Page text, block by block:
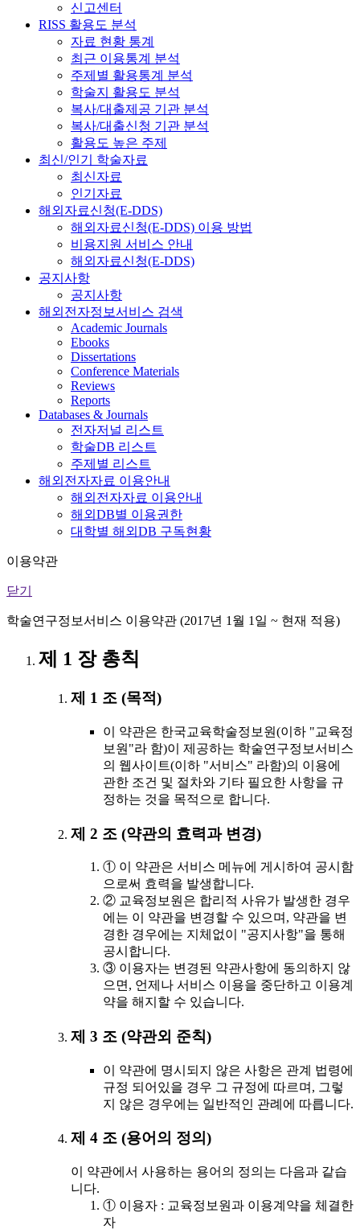
신고센터
RISS 활용도 분석
자료 현황 통계
최근 이용통계 분석
주제별 활용통계 분석
학술지 활용도 분석
복사/대출제공 기관 분석
복사/대출신청 기관 분석
활용도 높은 주제
최신/인기 학술자료
최신자료
인기자료
해외자료신청(E-DDS)
해외자료신청(E-DDS) 이용 방법
비용지원 서비스 안내
해외자료신청(E-DDS)
공지사항
공지사항
해외전자정보서비스 검색
Academic Journals
Ebooks
Dissertations
Conference Materials
Reviews
Reports
Databases & Journals
전자저널 리스트
학술DB 리스트
주제별 리스트
해외전자자료 이용안내
해외전자자료 이용안내
해외DB별 이용권한
대학별 해외DB 구독현황
이용약관
닫기
학술연구정보서비스 이용약관 (2017년 1월 1일 ~ 현재 적용)
제 1 장 총칙
제 1 조 (목적)
이 약관은 한국교육학술정보원(이하 "교육정
보원"라 함)이 제공하는 학술연구정보서비스
의 웹사이트(이하 "서비스" 라함)의 이용에
관한 조건 및 절차와 기타 필요한 사항을 규
정하는 것을 목적으로 합니다.
제 2 조 (약관의 효력과 변경)
① 이 약관은 서비스 메뉴에 게시하여 공시함
으로써 효력을 발생합니다.
② 교육정보원은 합리적 사유가 발생한 경우
에는 이 약관을 변경할 수 있으며, 약관을 변
경한 경우에는 지체없이 "공지사항"을 통해
공시합니다.
③ 이용자는 변경된 약관사항에 동의하지 않
으면, 언제나 서비스 이용을 중단하고 이용계
약을 해지할 수 있습니다.
제 3 조 (약관외 준칙)
이 약관에 명시되지 않은 사항은 관계 법령에
규정 되어있을 경우 그 규정에 따르며, 그렇
지 않은 경우에는 일반적인 관례에 따릅니다.
제 4 조 (용어의 정의)
이 약관에서 사용하는 용어의 정의는 다음과 같습
니다.
① 이용자 : 교육정보원과 이용계약을 체결한
자